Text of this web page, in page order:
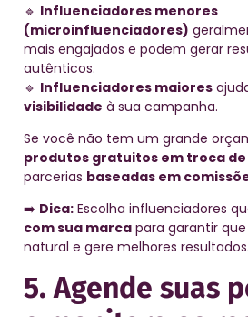
🔹 Influenciadores menores
(microinfluenciadores)
mais engajados e podem gerar
autênticos.
🔹 Influenciadores maiores
visibilidade à sua campanha.
Se você não tem um grande
produtos gratuitos em troca
parcerias baseadas em
➡️ Dica: Escolha influenciadores
com sua marca para garantir
natural e gere melhores resultados.
5. Agende suas